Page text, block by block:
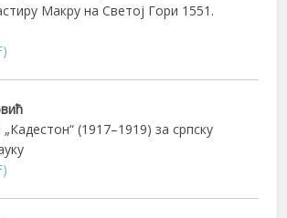
Макру на Светој Гори 1551.
(1917–1919) за српску